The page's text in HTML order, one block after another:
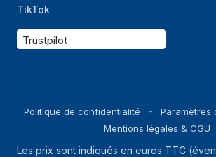
TikTok
Trustpilot
Politique de confidentialité
Paramètres
Mentions légales & CGU
Les prix sont indiqués en euros TTC